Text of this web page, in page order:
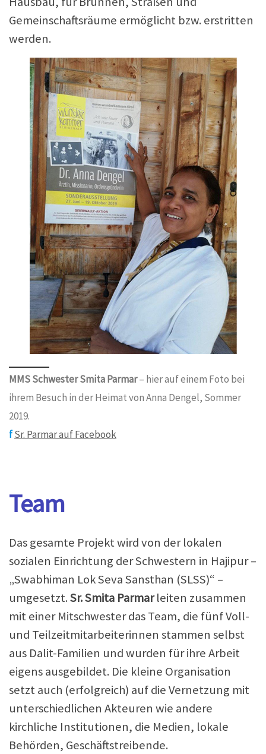
Gemeinschaftsräume ermöglicht bzw. erstritten
werden.
MMS Schwester Smita Parmar– hier auf einem Foto bei
ihrem Besuch in der Heimat von Anna Dengel, Sommer
2019.
fSr. Parmar auf Facebook
Team
Das gesamte Projekt wird von der lokalen
sozialen Einrichtung der Schwestern in Hajipur –
„Swabhiman Lok Seva Sansthan (SLSS)“ –
umgesetzt.Sr. Smita Parmarleiten zusammen
mit einer Mitschwester das Team, die fünf Voll-
und Teilzeitmitarbeiterinnen stammen selbst
aus Dalit-Familien und wurden für ihre Arbeit
eigens ausgebildet. Die kleine Organisation
setzt auch (erfolgreich) auf die Vernetzung mit
unterschiedlichen Akteuren wie andere
kirchliche Institutionen, die Medien, lokale
Behörden, Geschäftstreibende.